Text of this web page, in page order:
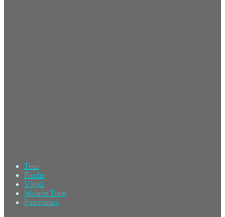
Tour
Fische
Vögel
Weitere Tiere
Panoramas